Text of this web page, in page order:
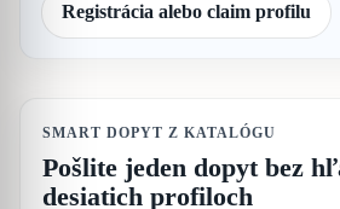
Registrácia alebo claim profilu
SMART DOPYT Z KATALÓGU
Pošlite jeden dopyt bez
desiatich profiloch